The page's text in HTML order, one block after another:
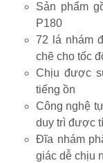
Sản phẩm gồm: 5 Đĩa ráp xếp Φ100mm độ nhám
P180
72 lá nhám được xếp đều tăm tắp và dính kết chặt
chẽ cho tốc
Chịu được sự va đập cao, bền bỉ, sắc bén, ít gây
tiếng ồn
Công nghệ tự làm bén các hạt mài cho phép ráp xếp
duy trì được
Đĩa nhám phẳng, không rung máy mài nên tạo cảm
giác dễ chịu